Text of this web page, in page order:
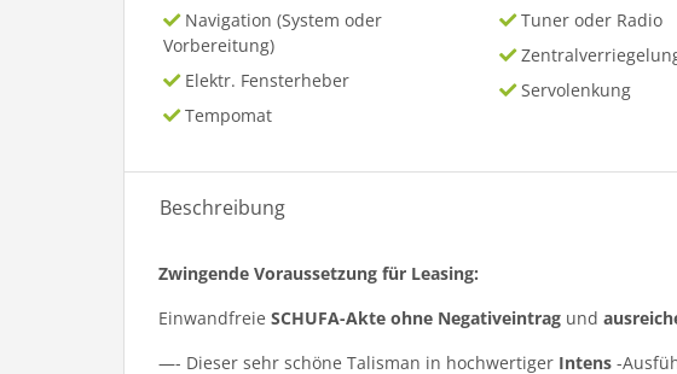
Navigation (System oder
Vorbereitung)
Elektr. Fensterheber
Tempomat
Tuner oder Radio
Servolenkung
Beschreibung
Zwingende Voraussetzung für Leasing:
Einwandfreie SCHUFA-Akte ohne Negativeintrag und
—- Dieser sehr schöne Talisman in hochwertiger Intens -